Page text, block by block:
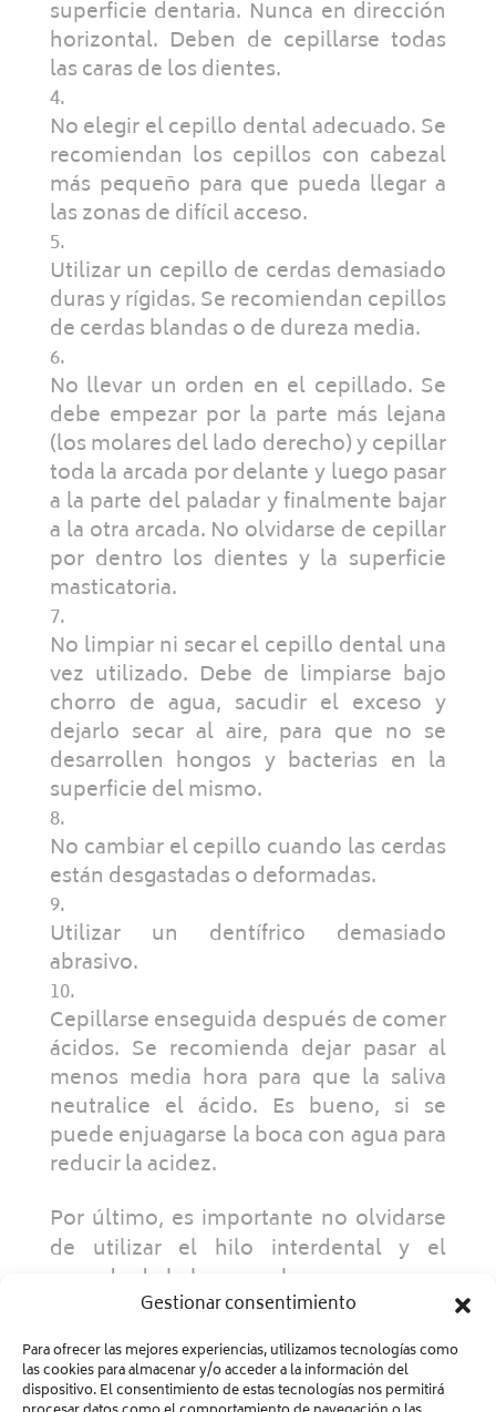
Gestionar consentimiento
Para ofrecer las mejores experiencias, utilizamos tecnologías como
las cookies para almacenar y/o acceder a la información del
dispositivo. El consentimiento de estas tecnologías nos permitirá
superficie dentaria. Nunca en dirección
horizontal. Deben de cepillarse todas
las caras de los dientes.
No elegir el cepillo dental adecuado. Se
recomiendan los cepillos con cabezal
más pequeño para que pueda llegar a
las zonas de difícil acceso.
Utilizar un cepillo de cerdas demasiado
duras y rígidas. Se recomiendan cepillos
de cerdas blandas o de dureza media.
No llevar un orden en el cepillado. Se
debe empezar por la parte más lejana
(los molares del lado derecho) y cepillar
toda la arcada por delante y luego pasar
a la parte del paladar y finalmente bajar
a la otra arcada. No olvidarse de cepillar
por dentro los dientes y la superficie
masticatoria.
No limpiar ni secar el cepillo dental una
vez utilizado. Debe de limpiarse bajo
chorro de agua, sacudir el exceso y
dejarlo secar al aire, para que no se
desarrollen hongos y bacterias en la
superficie del mismo.
No cambiar el cepillo cuando las cerdas
están desgastadas o deformadas.
Utilizar un dentífrico demasiado
abrasivo.
Cepillarse enseguida después de comer
ácidos. Se recomienda dejar pasar al
menos media hora para que la saliva
neutralice el ácido. Es bueno, si se
puede enjuagarse la boca con agua para
reducir la acidez.
Por último, es importante no olvidarse
de utilizar el hilo interdental y el
raspado de la lengua, al menos una vez